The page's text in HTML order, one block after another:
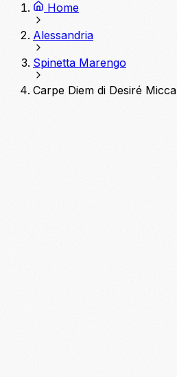
Home
Alessandria
Spinetta Marengo
Carpe Diem di Desiré Micca